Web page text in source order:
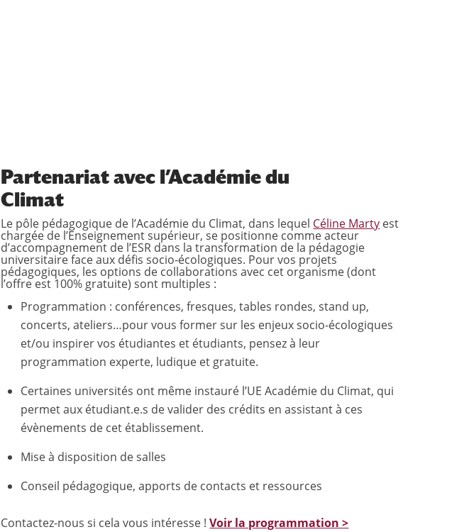
Partenariat avec l’Académie du
Climat
Le pôle pédagogique de l’Académie du Climat, dans lequel Céline Marty est
chargée de l’Enseignement supérieur, se positionne comme acteur
d’accompagnement de l’ESR dans la transformation de la pédagogie
universitaire face aux défis socio-écologiques. Pour vos projets
pédagogiques, les options de collaborations avec cet organisme (dont
l’offre est 100% gratuite) sont multiples :
Programmation : conférences, fresques, tables rondes, stand up,
concerts, ateliers…pour vous former sur les enjeux socio-écologiques
et/ou inspirer vos étudiantes et étudiants, pensez à leur
programmation experte, ludique et gratuite.
Certaines universités ont même instauré l’UE Académie du Climat, qui
permet aux étudiant.e.s de valider des crédits en assistant à ces
évènements de cet établissement.
Mise à disposition de salles
Conseil pédagogique, apports de contacts et ressources
Contactez-nous si cela vous intéresse !Voir la programmation >